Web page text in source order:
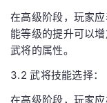
在高级阶段，玩家
能等级的提升可以
武将的属性。
3.2 武将技能选择：
在高级阶段，玩家